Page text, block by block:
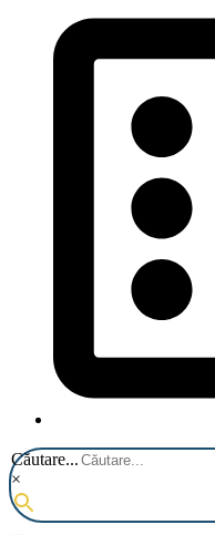
Căutare...
×